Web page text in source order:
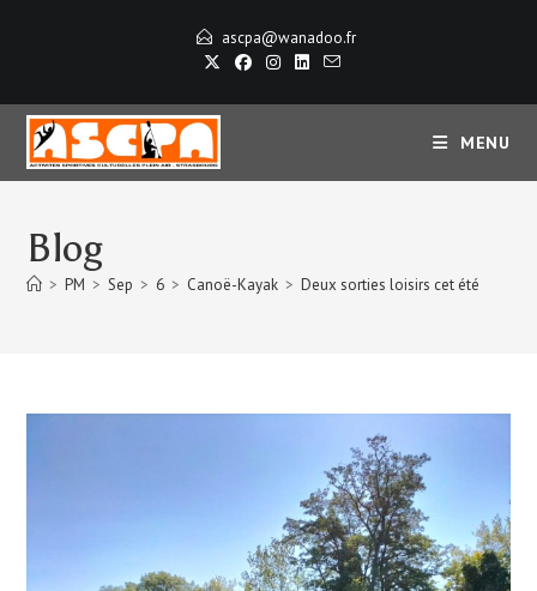
ascpa@wanadoo.fr
MENU
Blog
> PM > Sep > 6 > Canoë-Kayak > Deux sorties loisirs cet été